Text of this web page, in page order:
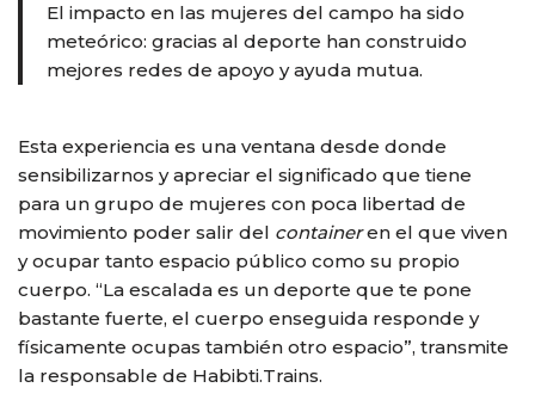
El impacto en las mujeres del campo ha sido
meteórico: gracias al deporte han construido
mejores redes de apoyo y ayuda mutua.
Esta experiencia es una ventana desde donde
sensibilizarnos y apreciar el significado que tiene
para un grupo de mujeres con poca libertad de
movimiento poder salir del containeren el que viven
y ocupar tanto espacio público como su propio
cuerpo. “La escalada es un deporte que te pone
bastante fuerte, el cuerpo enseguida responde y
físicamente ocupas también otro espacio”, transmite
la responsable de Habibti.Trains.